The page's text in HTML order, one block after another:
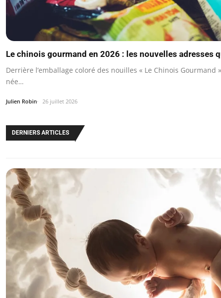
Le chinois gourmand en 2026 : les nouvelles adresses
Derrière l’emballage coloré des nouilles « Le Chinois
née…
Julien Robin 26 juillet 2026
DERNIERS ARTICLES